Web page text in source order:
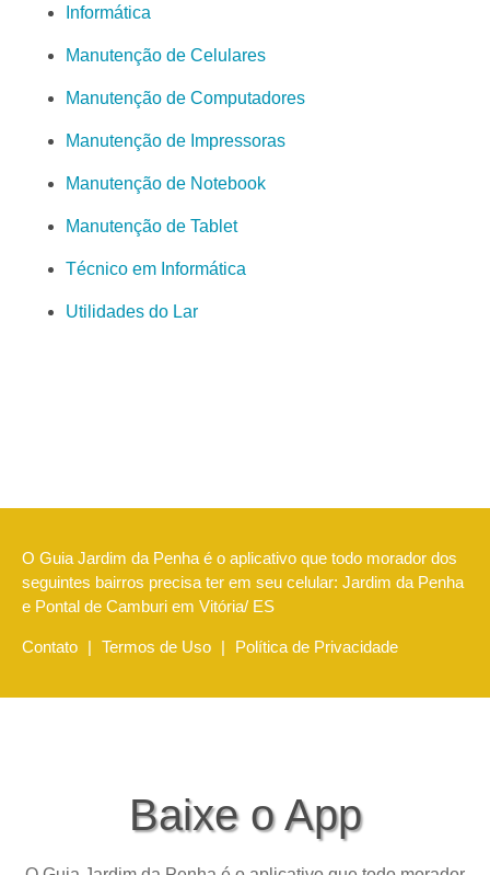
Informática
Manutenção de Celulares
Manutenção de Computadores
Manutenção de Impressoras
Manutenção de Notebook
Manutenção de Tablet
Técnico em Informática
Utilidades do Lar
O Guia Jardim da Penha é o aplicativo que todo morador dos
seguintes bairros precisa ter em seu celular: Jardim da Penha
e Pontal de Camburi em Vitória/ ES
Contato | Termos de Uso | Política de Privacidade
Baixe o App